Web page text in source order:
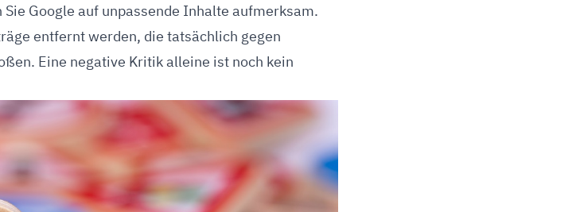
Google auf unpassende Inhalte aufmerksam.
entfernt werden, die tatsächlich gegen
Eine negative Kritik alleine ist noch kein